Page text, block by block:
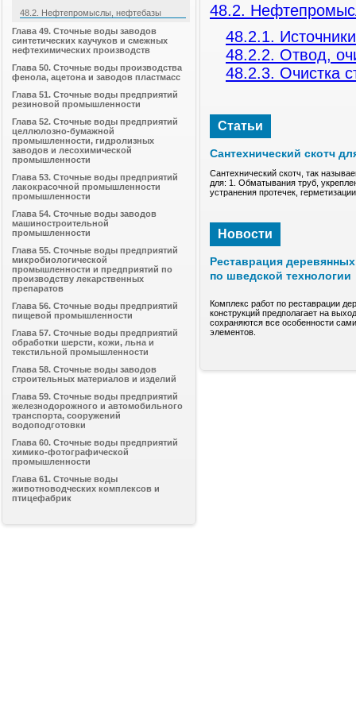
48.2.
48.2.1.
48.2.2. Отвод,
48.2.3. Очистка
Статьи
Сантехнический скотч
Сантехнический скотч, так
для: 1. Обматывания труб,
устранения протечек,
Новости
Реставрация
по шведской технологии
Комплекс работ по реставрации
конструкций предполагает на
сохраняются все особенности
элементов.
48.2. Нефтепромыслы, нефтебазы
Глава 49. Сточные воды заводов
синтетических каучуков и смежных
нефтехимических производств
Глава 50. Сточные воды производства
фенола, ацетона и заводов пластмасс
Глава 51. Сточные воды предприятий
резиновой промышленности
Глава 52. Сточные воды предприятий
целлюлозно-бумажной
промышленности, гидролизных
заводов и лесохимической
промышленности
Глава 53. Сточные воды предприятий
лакокрасочной промышленности
промышленности
Глава 54. Сточные воды заводов
машиностроительной
промышленности
Глава 55. Сточные воды предприятий
микробиологической
промышленности и предприятий по
производству лекарственных
препаратов
Глава 56. Сточные воды предприятий
пищевой промышленности
Глава 57. Сточные воды предприятий
обработки шерсти, кожи, льна и
текстильной промышленности
Глава 58. Сточные воды заводов
строительных материалов и изделий
Глава 59. Сточные воды предприятий
железнодорожного и автомобильного
транспорта, сооружений
водоподготовки
Глава 60. Сточные воды предприятий
химико-фотографической
промышленности
Глава 61. Сточные воды
животноводческих комплексов и
птицефабрик